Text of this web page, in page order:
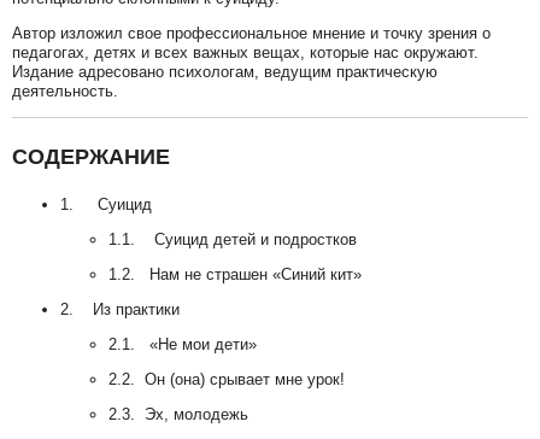
Автор изложил свое профессиональное мнение и точку зрения о
педагогах, детях и всех важных вещах, которые нас окружают.
Издание адресовано психологам, ведущим практическую
деятельность.
СОДЕРЖАНИЕ
1. Суицид
1.1. Суицид детей и подростков
1.2. Нам не страшен «Синий кит»
2. Из практики
2.1. «Не мои дети»
2.2. Он (она) срывает мне урок!
2.3. Эх, молодежь